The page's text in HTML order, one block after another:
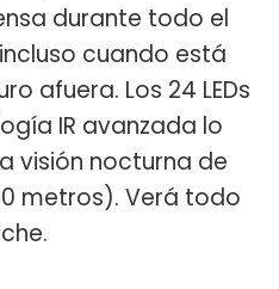
durante todo el
cuando está
afuera. Los 24 LEDs
IR avanzada lo
visión nocturna de
metros). Verá todo